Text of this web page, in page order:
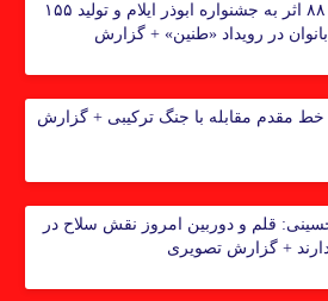
ارسال ۸۸۰ اثر به جشنواره ابوذر ایلام و تولید ۱۵۵
در رویداد «طنین» + گزارش
خط مقدم مقابله با جنگ ترکیبی + گزارش
قلم و دوربین امروز نقش سلاح در
+ گزارش تصویری